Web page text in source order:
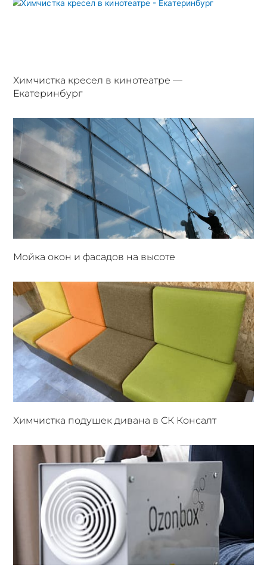
Химчистка кресел в кинотеатре —
Екатеринбург
Мойка окон и фасадов на высоте
Химчистка подушек дивана в СК Консалт